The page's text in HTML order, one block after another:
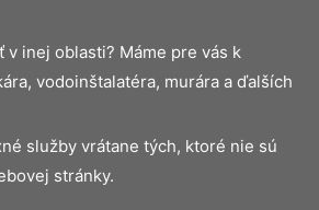
inej oblasti? Máme pre vás k
vodoinštalatéra, murára a ďalších
služby vrátane tých, ktoré nie sú
stránky.